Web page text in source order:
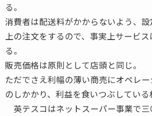
る。
消費者は配送料がかからないよう、
上の注文をするので、事実上サービ
る。
販売価格は原則として店頭と同じ。
ただでさえ利幅の薄い商売にオペレ
のしかかり、利益を食いつぶしている
英テスコはネットスーパー事業で